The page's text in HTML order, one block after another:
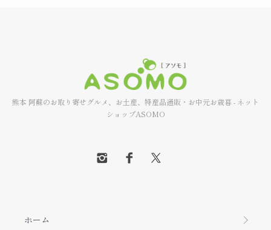
熊本 阿蘇のお取り寄せグルメ、お土産、特産品通販・お中元お歳暮 - ネット
ショップASOMO
ホーム